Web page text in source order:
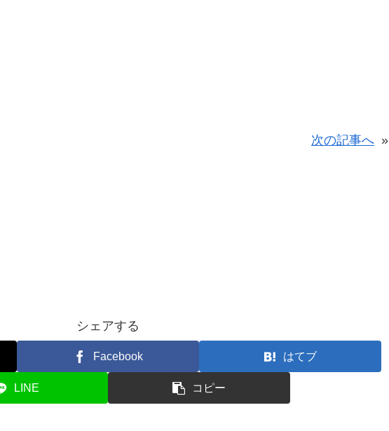
次の記事へ »
シェアする
Facebook はてブ
LINE コピー